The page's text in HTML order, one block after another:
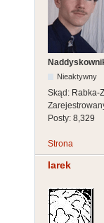
Nieaktywny
Skąd: Rabka-
Posty: 8,329
Strona
larek